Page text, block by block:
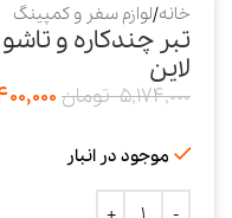
خانه/لوازم سفر و کمپینگ
لاین
5,174,000 تومان
موجود در انبار